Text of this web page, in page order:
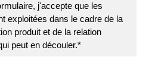
j'accepte que les
exploitées dans le cadre de la
produit et de la relation
peut en découler.*